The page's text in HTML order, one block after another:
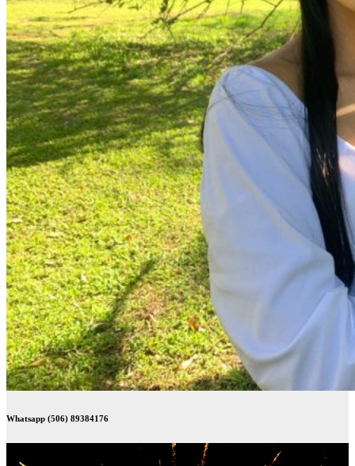
Whatsapp (506) 89384176